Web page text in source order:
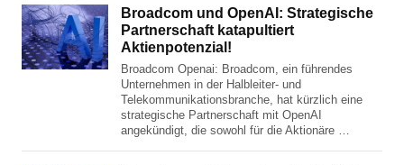
Broadcom und OpenAI: Strategische
Partnerschaft katapultiert
Aktienpotenzial!
Broadcom Openai: Broadcom, ein führendes
Unternehmen in der Halbleiter- und
Telekommunikationsbranche, hat kürzlich eine
strategische Partnerschaft mit OpenAI
angekündigt, die sowohl für die Aktionäre …